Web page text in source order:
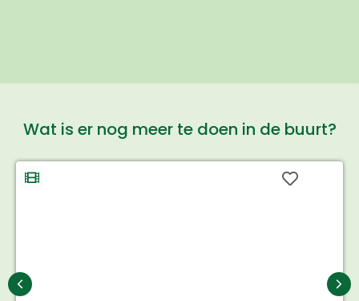
Wat is er nog meer te doen in de buurt?